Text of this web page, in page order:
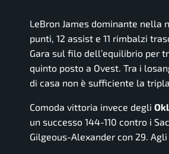
LeBron James dominante nella
punti, 12 assist e 11 rimbalzi
Gara sul filo dell’equilibrio per
quinto posto a Ovest. Tra i
di casa non è sufficiente la
Comoda vittoria invece degli
un successo 144-110 contro i
Gilgeous-Alexander con 29.